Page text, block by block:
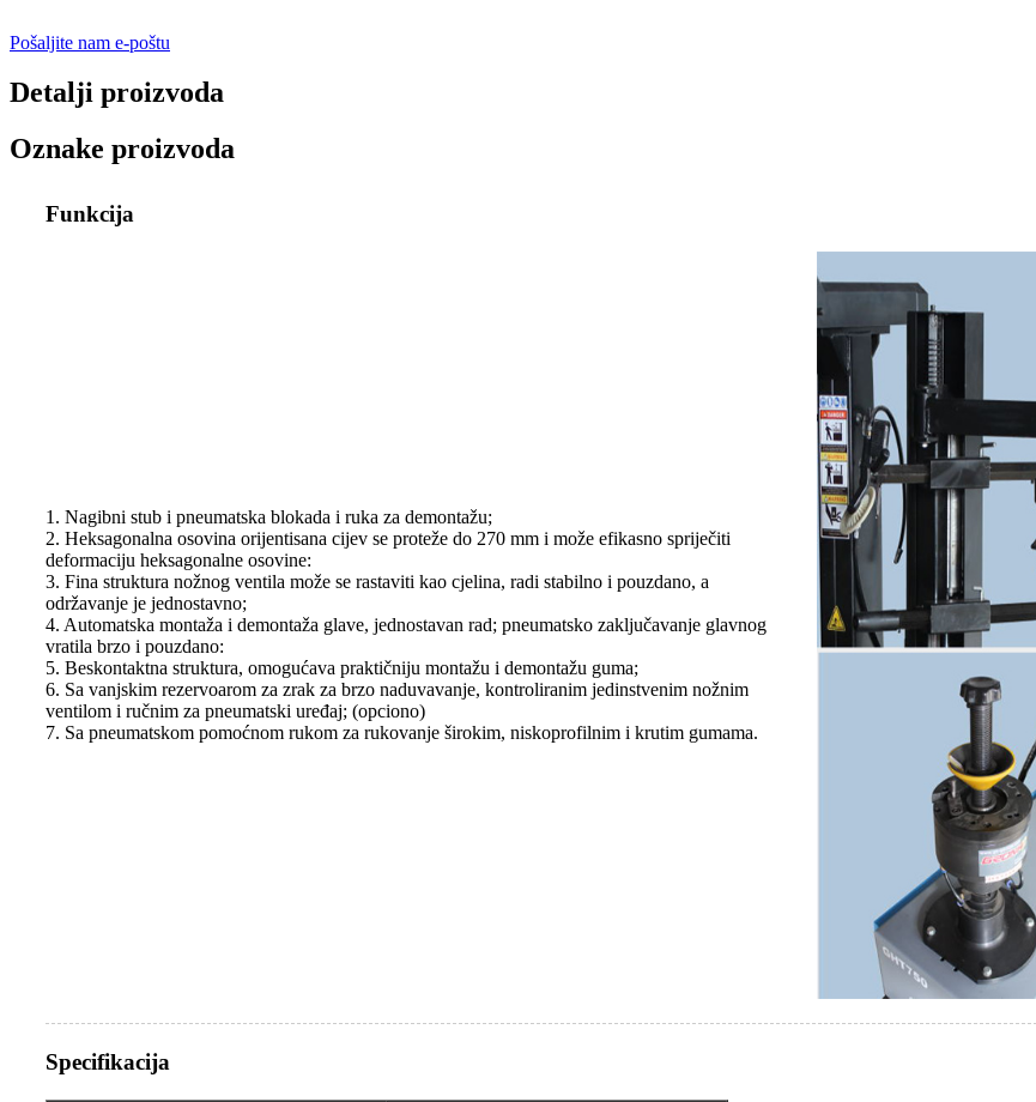
Pošaljite nam e-poštu
Detalji proizvoda
Oznake proizvoda
Funkcija
1. Nagibni stub i pneumatska blokada i ruka za demontažu;
2. Heksagonalna osovina orijentisana cijev se proteže do 270 mm i može efikasno spriječiti
deformaciju heksagonalne osovine:
3. Fina struktura nožnog ventila može se rastaviti kao cjelina, radi stabilno i pouzdano, a
održavanje je jednostavno;
4. Automatska montaža i demontaža glave, jednostavan rad; pneumatsko zaključavanje glavnog
vratila brzo i pouzdano:
5. Beskontaktna struktura, omogućava praktičniju montažu i demontažu guma;
6. Sa vanjskim rezervoarom za zrak za brzo naduvavanje, kontroliranim jedinstvenim nožnim
ventilom i ručnim za pneumatski uređaj; (opciono)
7. Sa pneumatskom pomoćnom rukom za rukovanje širokim, niskoprofilnim i krutim gumama.
Specifikacija